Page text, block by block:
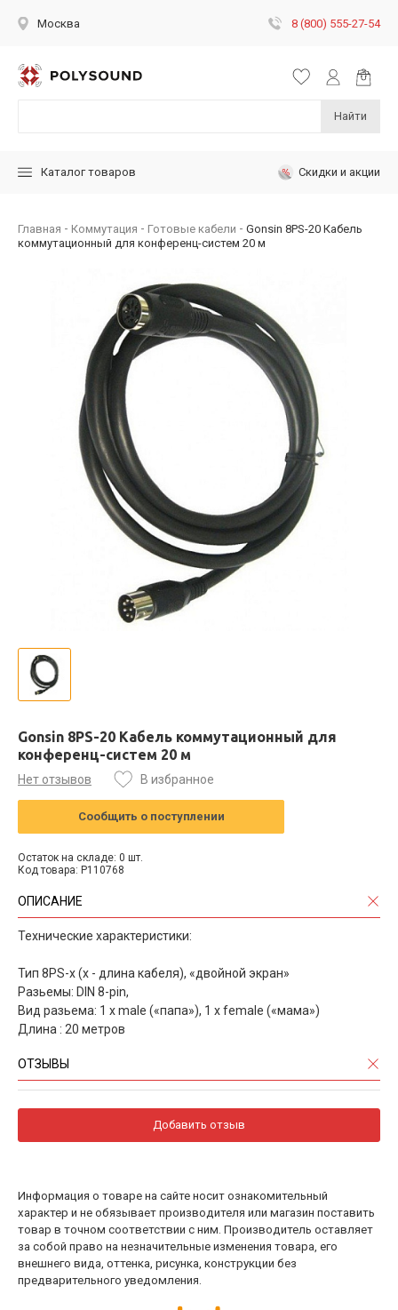
Москва 8 (800) 555-27-54
Найти
Каталог товаров Скидки и акции
Главная Коммутация Готовые кабели
Gonsin 8PS-20 Кабель
коммутационный для конференц-систем 20 м
Gonsin 8PS-20 Кабель коммутационный для
конференц-систем 20 м
Нет отзывов В избранное
Сообщить о поступлении
Остаток на складе: 0 шт.
Код товара: P110768
ОПИСАНИЕ
Технические характеристики:
Тип 8PS-x (х - длина кабеля), «двойной экран»
Разьемы: DIN 8-pin,
Вид разьема: 1 x male («папа»), 1 x female («мама»)
Длина : 20 метров
ОТЗЫВЫ
Добавить отзыв
Информация о товаре на сайте носит ознакомительный
характер и не обязывает производителя или магазин поставить
товар в точном соответствии с ним. Производитель оставляет
за собой право на незначительные изменения товара, его
внешнего вида, оттенка, рисунка, конструкции без
предварительного уведомления.